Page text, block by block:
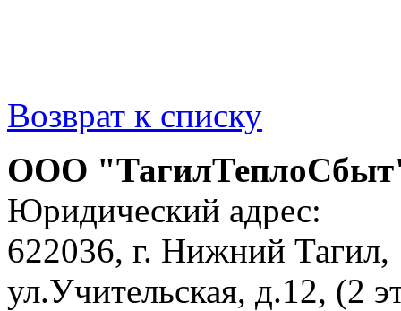
Возврат к списку
ООО
Юридический адрес:
622036, г. Нижний Тагил,
ул.Учительская, д.12, (2